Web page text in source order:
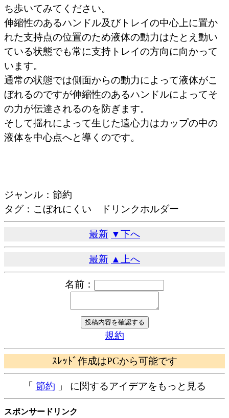
ち歩いてみてください。
伸縮性のあるハンドル及びトレイの中心上に置か
れた支持点の位置のため液体の動力はたとえ動い
ている状態でも常に支持トレイの方向に向かって
います。
通常の状態では側面からの動力によって液体がこ
ぼれるのですが伸縮性のあるハンドルによってそ
の力が伝達されるのを防ぎます。
そして揺れによって生じた遠心力はカップの中の
液体を中心点へと導くのです。
ジャンル：節約
タグ：こぼれにくい ドリンクホルダー
最新 ▼下へ
最新 ▲上へ
名前：
規約
ｽﾚｯﾄﾞ作成はPCから可能です
「 節約 」 に関するアイデアをもっと見る
スポンサードリンク